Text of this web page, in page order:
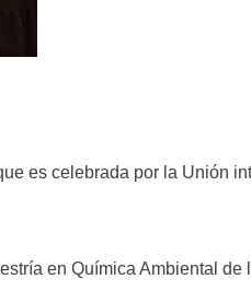
es celebrada por la Unión
en Química Ambiental de